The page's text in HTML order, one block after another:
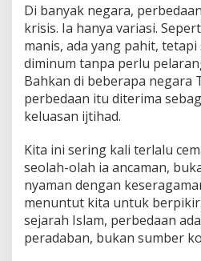
Di banyak negara,
krisis. Ia hanya variasi.
manis, ada yang pahit,
diminum tanpa perlu
Bahkan di beberapa negara
perbedaan itu diterima
keluasan ijtihad.
Kita ini sering kali terlalu
seolah-olah ia ancaman,
nyaman dengan
menuntut kita untuk
sejarah Islam, perbedaan
peradaban, bukan sumber